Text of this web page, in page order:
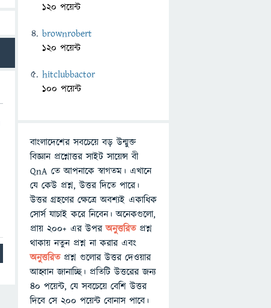
120 পয়েন্ট
brownrobert
120 পয়েন্ট
hitclubbactor
100 পয়েন্ট
বাংলাদেশের সবচেয়ে বড় উন্মুক্ত
বিজ্ঞান প্রশ্নোত্তর সাইট সায়েন্স বী
QnA তে আপনাকে স্বাগতম। এখানে
যে কেউ প্রশ্ন, উত্তর দিতে পারে।
উত্তর গ্রহণের ক্ষেত্রে অবশ্যই একাধিক
সোর্স যাচাই করে নিবেন। অনেকগুলো,
প্রায় ২০০+ এর উপরঅনুত্তরিতপ্রশ্ন
থাকায় নতুন প্রশ্ন না করার এবং
অনুত্তরিত প্রশ্ন গুলোর উত্তর দেওয়ার
আহ্বান জানাচ্ছি। প্রতিটি উত্তরের জন্য
৪০ পয়েন্ট, যে সবচেয়ে বেশি উত্তর
দিবে সে ২০০ পয়েন্ট বোনাস পাবে।